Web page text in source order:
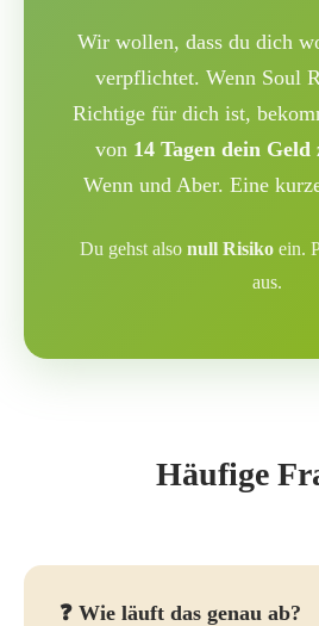
Wir wollen, dass du dich
verpflichtet. Wenn Soul
Richtige für dich ist,
von 14 Tagen dein
Wenn und Aber. Eine
Du gehst also null Risiko ein.
aus.
Häufige
❓ Wie läuft das genau ab?